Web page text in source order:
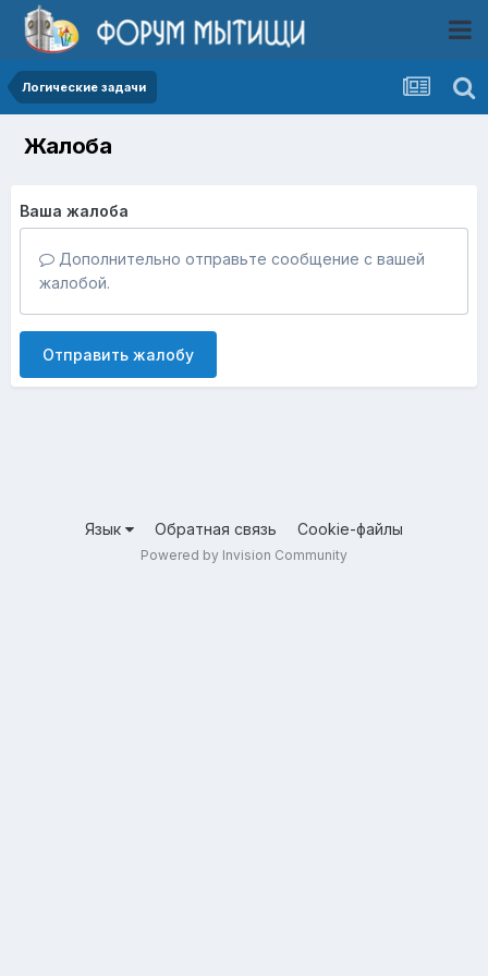
Логические задачи
Жалоба
Ваша жалоба
Дополнительно отправьте сообщение с вашей
жалобой.
Отправить жалобу
Язык Обратная связь Cookie-файлы
Powered by Invision Community